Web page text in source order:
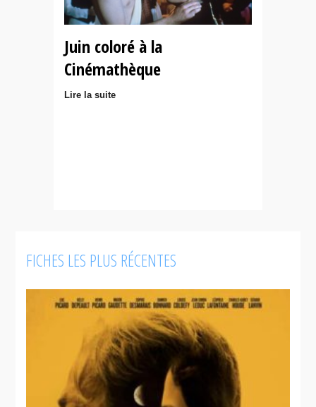
Juin coloré à la
Cinémathèque
Lire la suite
FICHES LES PLUS RÉCENTES